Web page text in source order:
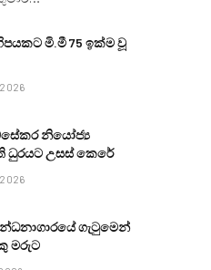
මි.මී 75 ඉක්ම වූ
2026
නියෝජ්‍ය
ධුරයට උසස් කෙරේ
2026
ගැටුමෙන්
මරුට